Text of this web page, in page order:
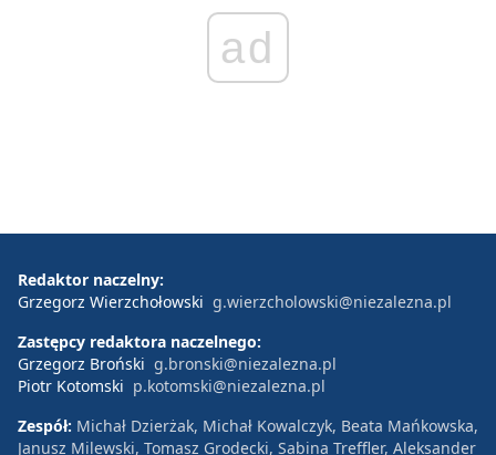
ad
Redaktor naczelny:
Grzegorz Wierzchołowski g.wierzcholowski@niezalezna.pl
Zastępcy redaktora naczelnego:
Grzegorz Broński g.bronski@niezalezna.pl
Piotr Kotomski p.kotomski@niezalezna.pl
Zespół: Michał Dzierżak, Michał Kowalczyk, Beata Mańkowska,
Janusz Milewski, Tomasz Grodecki, Sabina Treffler, Aleksander